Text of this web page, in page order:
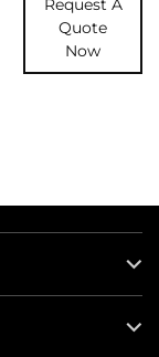
Request A
Quote
Now